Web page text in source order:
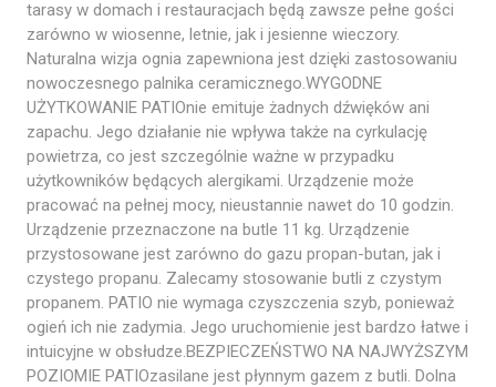
tarasy w domach i restauracjach będą zawsze pełne gości
zarówno w wiosenne, letnie, jak i jesienne wieczory.
Naturalna wizja ognia zapewniona jest dzięki zastosowaniu
nowoczesnego palnika ceramicznego.WYGODNE
UŻYTKOWANIE PATIOnie emituje żadnych dźwięków ani
zapachu. Jego działanie nie wpływa także na cyrkulację
powietrza, co jest szczególnie ważne w przypadku
użytkowników będących alergikami. Urządzenie może
pracować na pełnej mocy, nieustannie nawet do 10 godzin.
Urządzenie przeznaczone na butle 11 kg. Urządzenie
przystosowane jest zarówno do gazu propan-butan, jak i
czystego propanu. Zalecamy stosowanie butli z czystym
propanem. PATIO nie wymaga czyszczenia szyb, ponieważ
ogień ich nie zadymia. Jego uruchomienie jest bardzo łatwe i
intuicyjne w obsłudze.BEZPIECZEŃSTWO NA NAJWYŻSZYM
POZIOMIE PATIOzasilane jest płynnym gazem z butli. Dolna